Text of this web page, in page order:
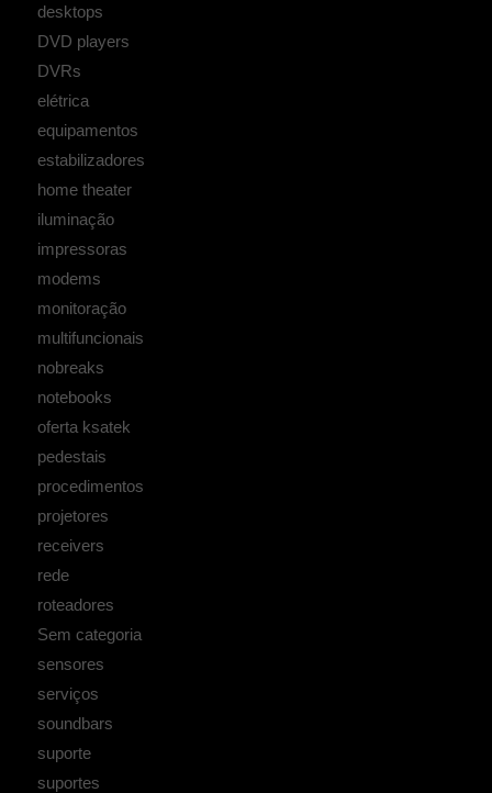
desktops
DVD players
DVRs
elétrica
equipamentos
estabilizadores
home theater
iluminação
impressoras
modems
monitoração
multifuncionais
nobreaks
notebooks
oferta ksatek
pedestais
procedimentos
projetores
receivers
rede
roteadores
Sem categoria
sensores
serviços
soundbars
suporte
suportes